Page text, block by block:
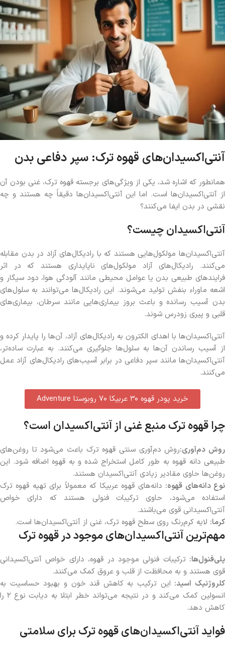
آنتی‌اکسیدان‌های قهوه ترک: سپر دفاعی بدن
همانطور که اشاره شد، یکی از ویژگی‌های برجسته قهوه ترک، غنی بودن آن
از آنتی‌اکسیدان‌ها است. اما این آنتی‌اکسیدان‌ها دقیقاً چه هستند و چه
نقشی در بدن ایفا می‌کنند؟
آنتی‌اکسیدان چیست؟
آنتی‌اکسیدان‌ها مولکول‌هایی هستند که با رادیکال‌های آزاد در بدن مقابله
می‌کنند. رادیکال‌های آزاد مولکول‌های ناپایداری هستند که در اثر
فرایندهای طبیعی بدن یا عوامل محیطی مانند آلودگی هوا، دود سیگار و
اشعه ماوراء بنفش تولید می‌شوند. این رادیکال‌ها می‌توانند به سلول‌های
بدن آسیب رسانده و باعث بروز بیماری‌هایی مانند سرطان، بیماری‌های
قلبی و پیری زودرس شوند.
آنتی‌اکسیدان‌ها با اهدای الکترون به رادیکال‌های آزاد، آن‌ها را پایدار کرده و
از آسیب رساندن آن‌ها به سلول‌ها جلوگیری می‌کنند. به عبارت ساده‌تر،
آنتی‌اکسیدان‌ها مانند سپر دفاعی در برابر آسیب‌های رادیکال‌های آزاد عمل
می‌کنند.
خرید پودر قهوه ۳۰ عربیکا ۷۰ روبوستا Adventure
چرا قهوه ترک منبع غنی از آنتی‌اکسیدان است؟
روش دم‌آوری:روش دم‌آوری سنتی قهوه ترک باعث می‌شود تا روغن‌های
طبیعی دانه قهوه به طور کامل استخراج شده و به قهوه اضافه شود. این
روغن‌ها حاوی مقادیر زیادی آنتی‌اکسیدان هستند.
نوع دانه‌های قهوه: دانه‌های قهوه عربیکا که معمولاً برای تهیه قهوه ترک
استفاده می‌شود، حاوی ترکیبات فنولی هستند که دارای خواص
آنتی‌اکسیدانی قوی می‌باشند.
کرما: لایه کرم‌رنگ روی سطح قهوه ترک، غنی از آنتی‌اکسیدان‌ها است.
مهم‌ترین آنتی‌اکسیدان‌های موجود در قهوه ترک
پلی‌فنول‌ها: ترکیبات فنولی موجود در قهوه، دارای خواص آنتی‌اکسیدانی
قوی هستند و به محافظت از قلب و عروق کمک می‌کنند.
کلروژنیک اسید: این ترکیب به کاهش قند خون و بهبود حساسیت به
انسولین کمک می‌کند و در نتیجه می‌تواند خطر ابتلا به دیابت نوع ۲ را
کاهش دهد.
فواید آنتی‌اکسیدان‌های قهوه ترک برای سلامتی